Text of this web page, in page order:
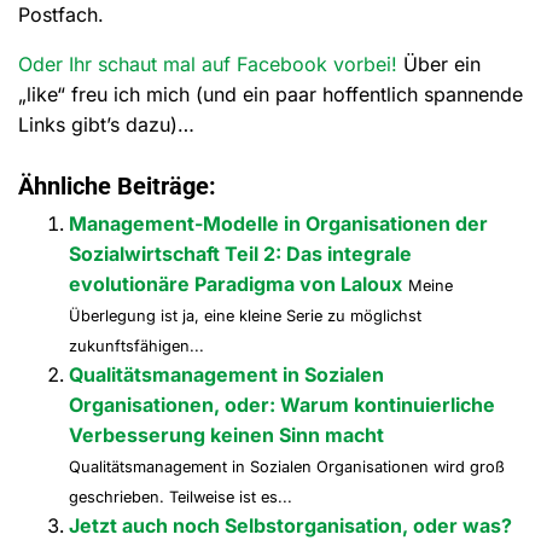
Postfach.
Oder Ihr schaut mal auf Facebook vorbei! Über ein
„like“ freu ich mich (und ein paar hoffentlich spannende
Links gibt’s dazu)…
Ähnliche Beiträge:
Management-Modelle in Organisationen der
Sozialwirtschaft Teil 2: Das integrale
evolutionäre Paradigma von Laloux Meine
Überlegung ist ja, eine kleine Serie zu möglichst
zukunftsfähigen...
Qualitätsmanagement in Sozialen
Organisationen, oder: Warum kontinuierliche
Verbesserung keinen Sinn macht
Qualitätsmanagement in Sozialen Organisationen wird groß
geschrieben. Teilweise ist es...
Jetzt auch noch Selbstorganisation, oder was?